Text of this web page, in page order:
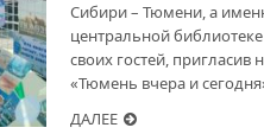
Сибири – Тюмени, а
центральной
своих гостей,
«Тюмень вчера и
ДАЛЕЕ